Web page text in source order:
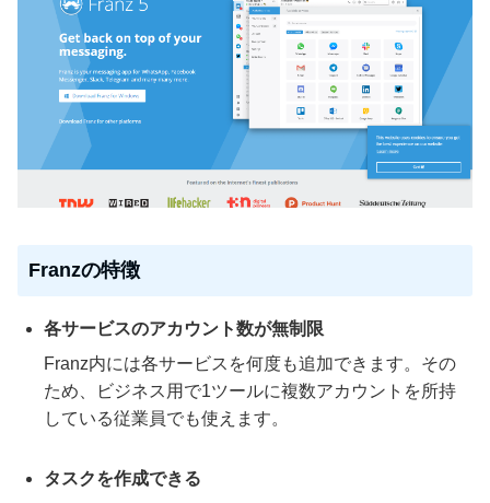
Franzの特徴
各サービスのアカウント数が無制限
Franz内には各サービスを何度も追加できます。その
ため、ビジネス用で1ツールに複数アカウントを所持
している従業員でも使えます。
タスクを作成できる